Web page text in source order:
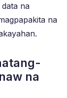
na
na
na